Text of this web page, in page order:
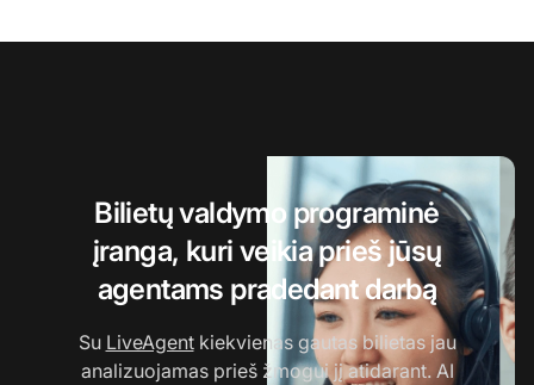
Bilietų valdymo programinė
įranga, kuri veikia prieš jūsų
agentams pradedant darbą
Su LiveAgentkiekvienas gautas bilietas jau
analizuojamas prieš žmogui jį atidarant. AI